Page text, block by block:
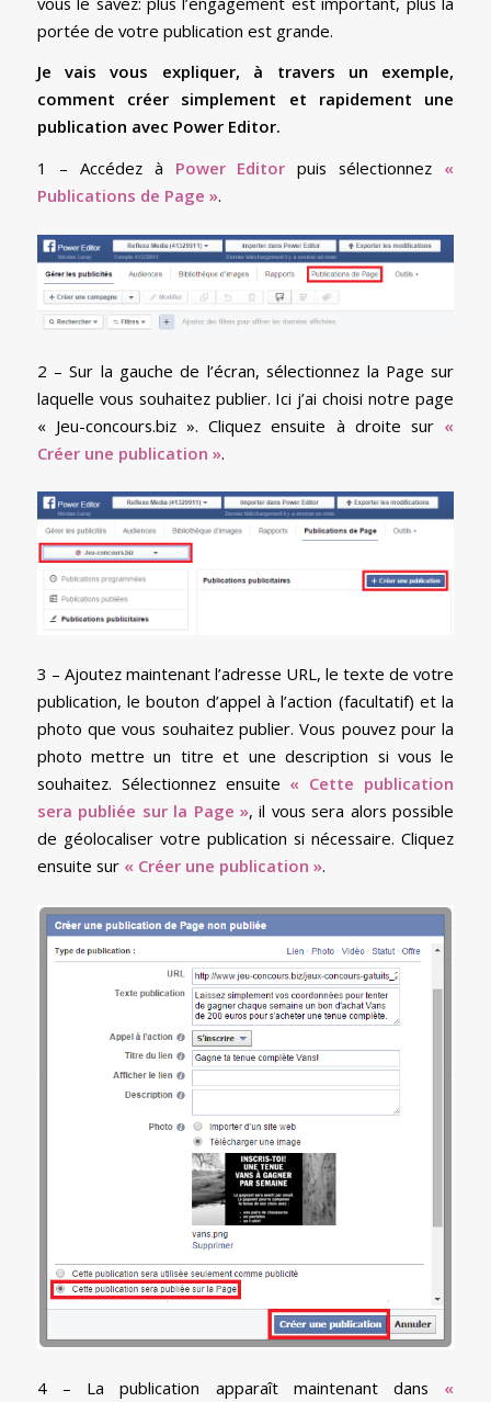
portée de votre publication est grande.
Je vais vous expliquer, à travers un exemple,
comment créer simplement et rapidement une
publication avec Power Editor.
1 – Accédez à Power Editor puis sélectionnez «
Publications de Page ».
2 – Sur la gauche de l’écran, sélectionnez la Page sur
laquelle vous souhaitez publier. Ici j’ai choisi notre page
« Jeu-concours.biz ». Cliquez ensuite à droite sur «
Créer une publication ».
3 – Ajoutez maintenant l’adresse URL, le texte de votre
publication, le bouton d’appel à l’action (facultatif) et la
photo que vous souhaitez publier. Vous pouvez pour la
photo mettre un titre et une description si vous le
souhaitez. Sélectionnez ensuite « Cette publication
sera publiée sur la Page », il vous sera alors possible
de géolocaliser votre publication si nécessaire. Cliquez
ensuite sur « Créer une publication ».
4 – La publication apparaît maintenant dans «